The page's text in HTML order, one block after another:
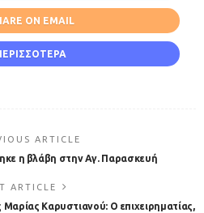
ON EMAIL
ARTICLE
η βλάβη στην Αγ. Παρασκευή
ARTICLE
Μαρίας Καρυστιανού: Ο επιχειρηματίας,